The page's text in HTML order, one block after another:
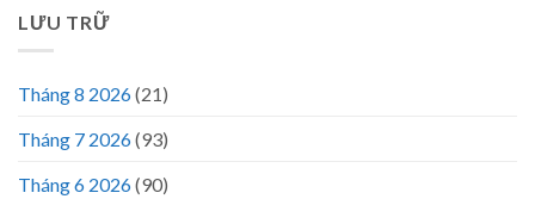
LƯU TRỮ
Tháng 8 2026(21)
Tháng 7 2026(93)
Tháng 6 2026(90)